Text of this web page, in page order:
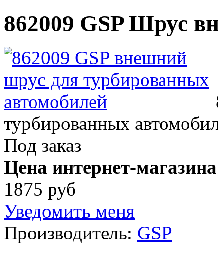
862009 GSP Шрус
турбированных
Под заказ
Цена интернет-
1875 руб
Уведомить меня
Производитель: GSP